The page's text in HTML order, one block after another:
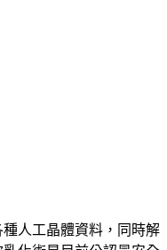
種人工晶體資料，同時解